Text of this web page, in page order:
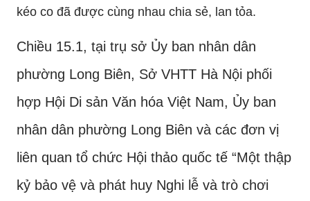
kéo co đã được cùng nhau chia sẻ, lan tỏa.
Chiều 15.1, tại trụ sở Ủy ban nhân dân
phường Long Biên, Sở VHTT Hà Nội phối
hợp Hội Di sản Văn hóa Việt Nam, Ủy ban
nhân dân phường Long Biên và các đơn vị
liên quan tổ chức Hội thảo quốc tế “Một thập
kỷ bảo vệ và phát huy Nghi lễ và trò chơi